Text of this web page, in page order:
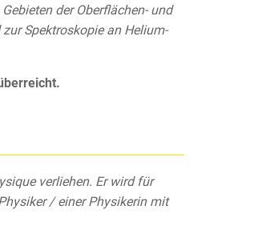
der Oberflächen- und
Spektroskopie an Helium-
verliehen. Er wird für
/ einer Physikerin mit